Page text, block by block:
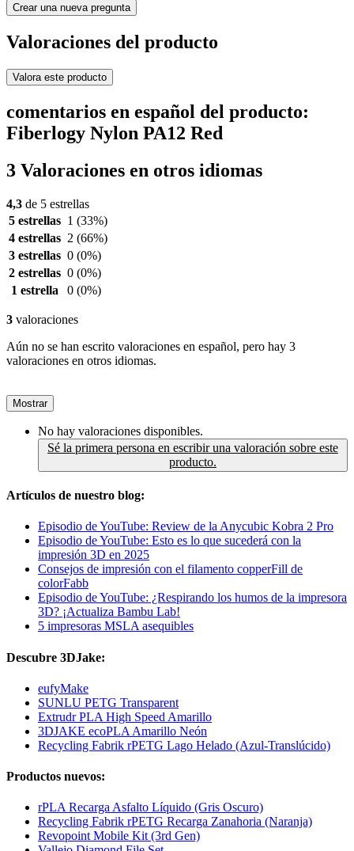
Crear una nueva pregunta
Valoraciones del producto
Valora este producto
comentarios en español del producto:
Fiberlogy Nylon PA12 Red
3 Valoraciones en otros idiomas
4,3 de 5 estrellas
5 estrellas 1 (33%)
4 estrellas 2 (66%)
3 estrellas 0 (0%)
2 estrellas 0 (0%)
1 estrella
0 (0%)
3 valoraciones
Aún no se han escrito valoraciones en español, pero hay 3
valoraciones en otros idiomas.
Mostrar
No hay valoraciones disponibles.
Sé la primera persona en escribir una valoración sobre este
producto.
Artículos de nuestro blog:
Episodio de YouTube: Review de la Anycubic Kobra 2 Pro
Episodio de YouTube: Esto es lo que sucederá con la
impresión 3D en 2025
Consejos de impresión con el filamento copperFill de
colorFabb
Episodio de YouTube: ¿Respirando los humos de la impresora
3D? ¡Actualiza Bambu Lab!
5 impresoras MSLA asequibles
Descubre 3DJake:
eufyMake
SUNLU PETG Transparent
Extrudr PLA High Speed Amarillo
3DJAKE ecoPLA Amarillo Neón
Recycling Fabrik rPETG Lago Helado (Azul-Translúcido)
Productos nuevos:
rPLA Recarga Asfalto Líquido (Gris Oscuro)
Recycling Fabrik rPETG Recarga Zanahoria (Naranja)
Revopoint Mobile Kit (3rd Gen)